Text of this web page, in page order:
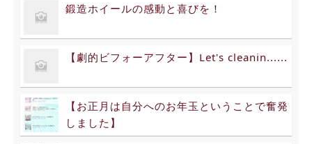
鍛造ホイールの感動と喜びを！
【劇的ビフォーアフター】Let's cleanin......
【お正月は自分へのお年玉ということで奮発
しました】